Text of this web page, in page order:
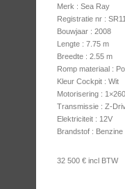
Merk : Sea Ray
Registratie nr :
Bouwjaar : 2008
Lengte : 7.75 m
Breedte : 2.55 m
Romp materiaal :
Kleur Cockpit : Wit
Motorisering :
Transmissie : Z-
Elektriciteit : 12V
Brandstof : Benzine
32 500 € incl BTW